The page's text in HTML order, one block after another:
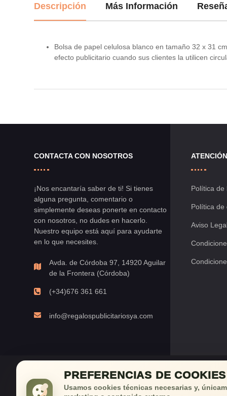
Descripción Más Información
Bolsa de papel celulosa blanco en tamaño 32 x 31
efecto publicitario cuando sus clientes la utilicen
CONTACTA CON NOSOTROS
¡Nos encantaría saber de ti! Si tienes
alguna pregunta, comentario o
simplemente deseas ponerte en contacto
con nosotros, no dudes en hacerlo.
Nuestro equipo está aquí para ayudarte
en lo que necesites.
Avda. de Córdoba 97, 14920 Aguilar
de la Frontera (Córdoba)
(+34)676 361 661
info@regalospublicitariosya.com
Política de
Política de
Aviso
PREFERENCIAS DE COOKIES
Usamos cookies técnicas necesarias y,